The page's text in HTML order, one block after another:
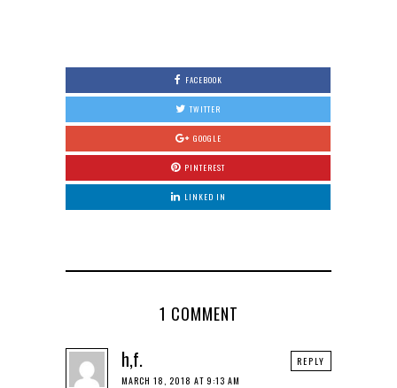
FACEBOOK
TWITTER
GOOGLE
PINTEREST
LINKED IN
1 COMMENT
h,f.
MARCH 18, 2018 AT 9:13 AM
REPLY